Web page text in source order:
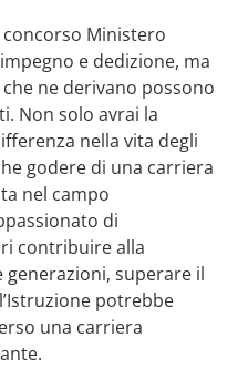
Ministero
e dedizione, ma
ne derivano possono
Non solo avrai la
nella vita degli
godere di una carriera
nel campo
di
contribuire alla
superare il
potrebbe
una carriera